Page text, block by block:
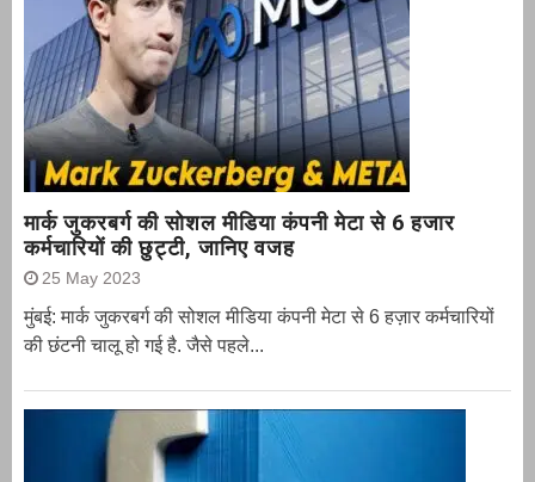
मार्क जुकरबर्ग की सोशल मीडिया कंपनी मेटा से 6 हजार
कर्मचारियों की छुट्टी, जानिए वजह
25 May 2023
मुंबई: मार्क जुकरबर्ग की सोशल मीडिया कंपनी मेटा से 6 हज़ार कर्मचारियों
की छंटनी चालू हो गई है. जैसे पहले...